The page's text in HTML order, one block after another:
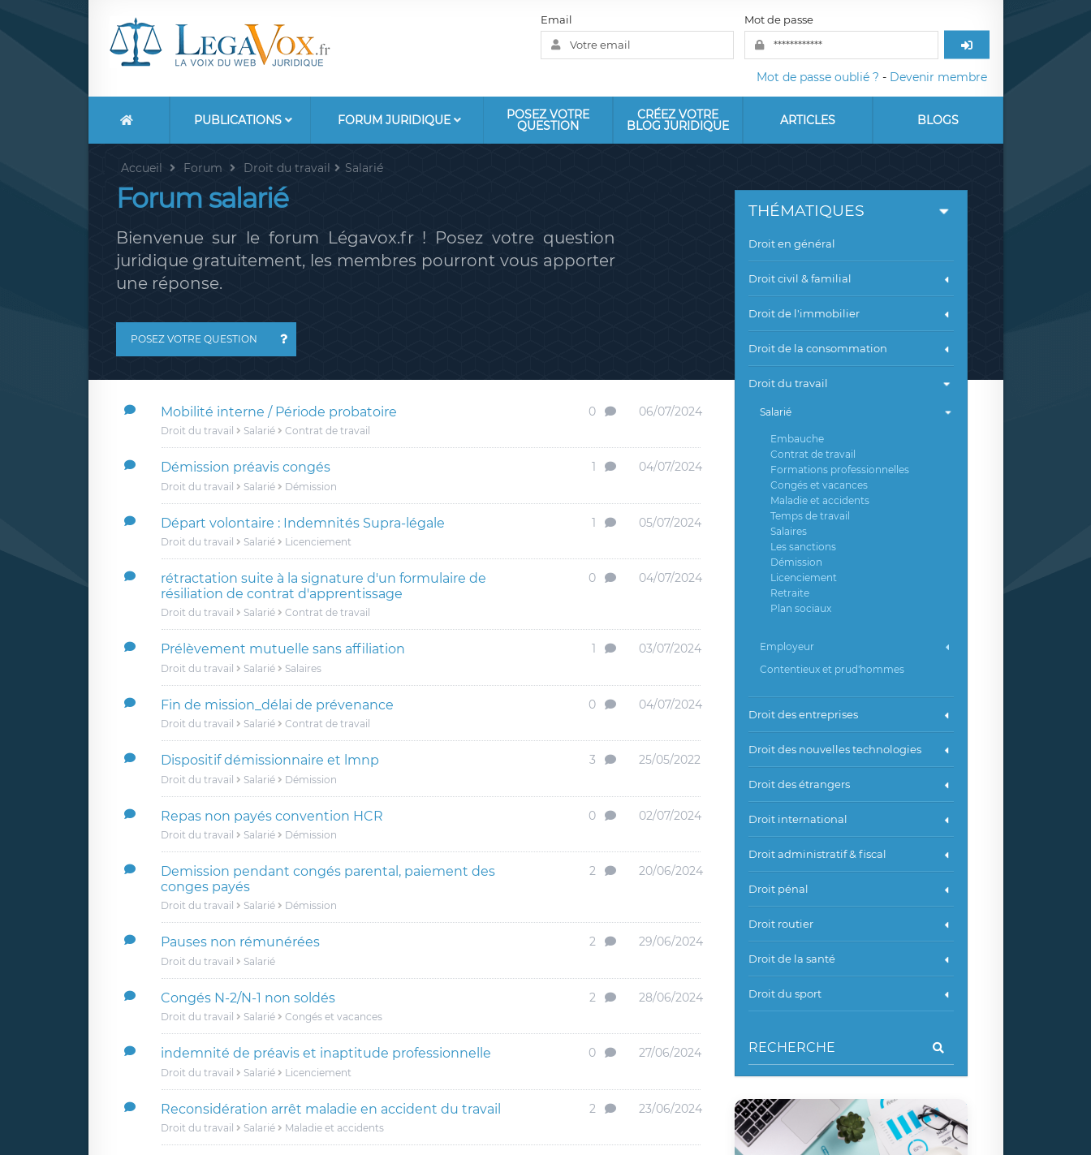
Email Mot de passe
Mot de passe oublié ? - Devenir membre
PUBLICATIONS FORUM JURIDIQUE POSEZ VOTRE
QUESTION
CRÉEZ VOTRE
BLOG JURIDIQUE ARTICLES BLOGS
Accueil Forum Droit du travail Salarié
Forum salarié
Bienvenue sur le forum Légavox.fr ! Posez votre question
juridique gratuitement, les membres pourront vous apporter
une réponse.
POSEZ VOTRE QUESTION
Mobilité interne / Période probatoire
Droit du travail Salarié Contrat de travail
0 06/07/2024
Démission préavis congés
Droit du travail Salarié Démission
1 04/07/2024
Départ volontaire : Indemnités Supra-légale
Droit du travail Salarié Licenciement
1 05/07/2024
rétractation suite à la signature d'un formulaire de
résiliation de contrat d'apprentissage
Droit du travail Salarié Contrat de travail
0 04/07/2024
Prélèvement mutuelle sans affiliation
Droit du travail Salarié Salaires
1 03/07/2024
Fin de mission_délai de prévenance
Droit du travail Salarié Contrat de travail
0 04/07/2024
Dispositif démissionnaire et lmnp
Droit du travail Salarié Démission
3 25/05/2022
Repas non payés convention HCR
Droit du travail Salarié Démission
0 02/07/2024
Demission pendant congés parental, paiement des
conges payés
Droit du travail Salarié Démission
2 20/06/2024
Pauses non rémunérées
Droit du travail Salarié
2 29/06/2024
Congés N-2/N-1 non soldés
Droit du travail Salarié Congés et vacances
2 28/06/2024
indemnité de préavis et inaptitude professionnelle
Droit du travail Salarié Licenciement
0 27/06/2024
Reconsidération arrêt maladie en accident du travail
Droit du travail Salarié Maladie et accidents
2 23/06/2024
THÉMATIQUES
Droit en général
Droit civil & familial
Droit de l'immobilier
Droit de la consommation
Droit du travail
Salarié
Embauche
Contrat de travail
Formations professionnelles
Congés et vacances
Maladie et accidents
Temps de travail
Salaires
Les sanctions
Démission
Licenciement
Retraite
Plan sociaux
Employeur
Contentieux et prud'hommes
Droit des entreprises
Droit des nouvelles technologies
Droit des étrangers
Droit international
Droit administratif & fiscal
Droit pénal
Droit routier
Droit de la santé
Droit du sport